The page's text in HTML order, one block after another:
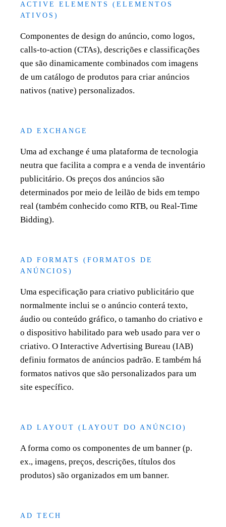
ACTIVE ELEMENTS (ELEMENTOS
ATIVOS)
Componentes de design do anúncio, como logos,
calls-to-action (CTAs), descrições e classificações
que são dinamicamente combinados com imagens
de um catálogo de produtos para criar anúncios
nativos (native) personalizados.
AD EXCHANGE
Uma ad exchange é uma plataforma de tecnologia
neutra que facilita a compra e a venda de inventário
publicitário. Os preços dos anúncios são
determinados por meio de leilão de bids em tempo
real (também conhecido como RTB, ou Real-Time
Bidding).
AD FORMATS (FORMATOS DE
ANÚNCIOS)
Uma especificação para criativo publicitário que
normalmente inclui se o anúncio conterá texto,
áudio ou conteúdo gráfico, o tamanho do criativo e
o dispositivo habilitado para web usado para ver o
criativo. O Interactive Advertising Bureau (IAB)
definiu formatos de anúncios padrão. E também há
formatos nativos que são personalizados para um
site específico.
AD LAYOUT (LAYOUT DO ANÚNCIO)
A forma como os componentes de um banner (p.
ex., imagens, preços, descrições, títulos dos
produtos) são organizados em um banner.
AD TECH